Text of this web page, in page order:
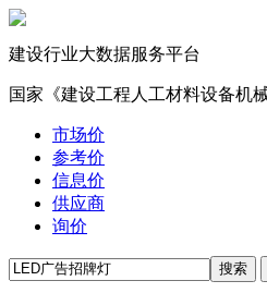
建设行业大数据服务平台
国家《建设工程人工材料设备机
市场价
参考价
信息价
供应商
询价